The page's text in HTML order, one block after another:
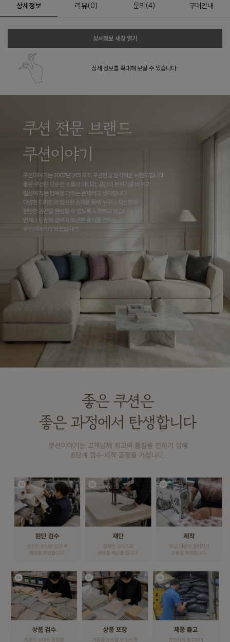
상세정보 리뷰(0) 문의 (4) 구매안내
상세정보 새창 열기
상세 정보를 확대해 보실 수 있습니다.